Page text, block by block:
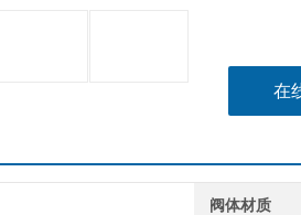
在
阀体材质